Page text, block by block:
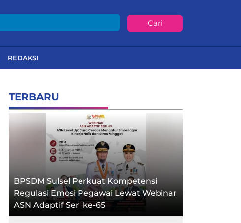
Cari
REDAKSI
TERBARU
BPSDM Sulsel Perkuat Kompetensi
Regulasi Emosi Pegawai Lewat Webinar
ASN Adaptif Seri ke-65